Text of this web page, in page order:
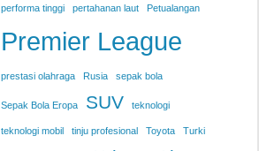
performa tinggi pertahanan laut Petualangan
Premier League
prestasi olahraga Rusia sepak bola
Sepak Bola Eropa SUV teknologi
teknologi mobil tinju profesional Toyota Turki